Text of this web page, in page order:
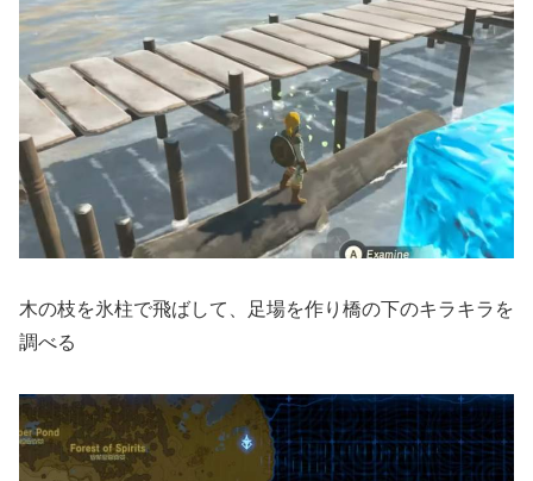
木の枝を氷柱で飛ばして、足場を作り橋の下のキラキラを
調べる